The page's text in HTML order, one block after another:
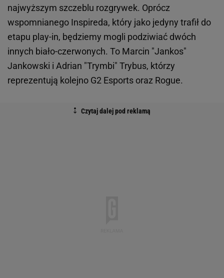
najwyższym szczeblu rozgrywek. Oprócz
wspomnianego Inspireda, który jako jedyny trafił do
etapu play-in, będziemy mogli podziwiać dwóch
innych biało-czerwonych. To Marcin "Jankos"
Jankowski i Adrian "Trymbi" Trybus, którzy
reprezentują kolejno G2 Esports oraz Rogue.